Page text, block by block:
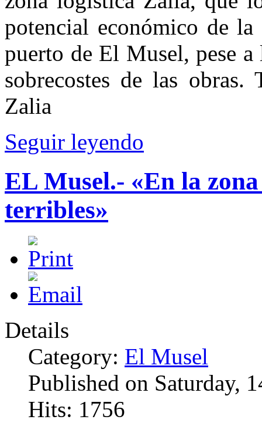
potencial económico de
puerto de El Musel, pese
sobrecostes de las
Zalia
Seguir leyendo
EL Musel.- «En la
terribles»
Details
Category: El Musel
Published on Saturday,
Hits: 1756